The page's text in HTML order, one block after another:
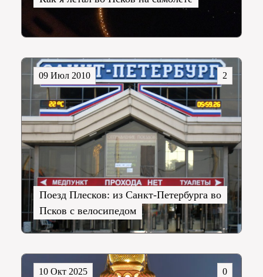
Поезд Плесков: из Санкт-Петербурга во
Псков с велосипедом
2
09 Июл 2010
0
10 Окт 2025